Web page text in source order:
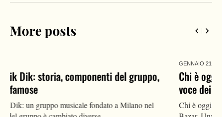
More posts
Chi è oggi Silvia Mezzanotte, vita privata dell’ex
voce dei Matia Bazar: compagno, canzoni, malattia
Chi è oggi Silvia Mezzanotte, nota cantante ed ex voce dei Matia